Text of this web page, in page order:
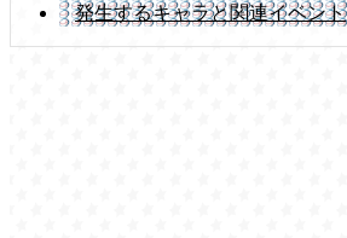
発生するキャラと関連イベント